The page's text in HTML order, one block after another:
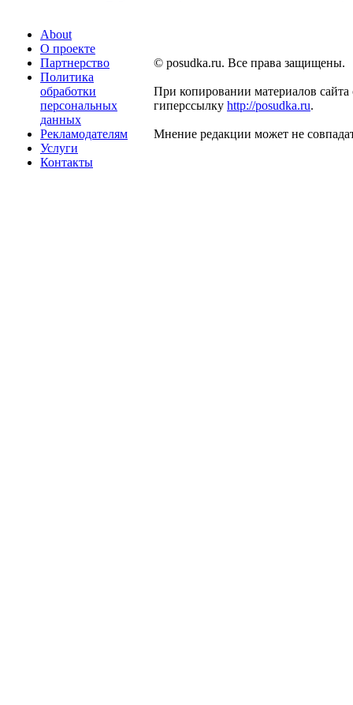
About
О проекте
Партнерство
Политика
обработки
персональных
данных
Рекламодателям
Услуги
Контакты
© posudka.ru. Все права защищены.
При копировании материалов сайта
гиперссылку http://posudka.ru.
Мнение редакции может не